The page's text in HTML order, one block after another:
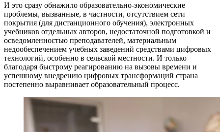
И это сразу обнажило образовательно-экономические
проблемы, вызванные, в частности, отсутствием сети
покрытия (для дистанционного обучения), электронных
учебников отдельных авторов, недостаточной подготовкой и
осведомленностью преподавателей, материальным
недообеспечением учебных заведений средствами цифровых
технологий, особенно в сельской местности. И только
благодаря быстрому реагированию на вызовы времени и
успешному внедрению цифровых трансформаций страна
постепенно выравнивает образовательный процесс.